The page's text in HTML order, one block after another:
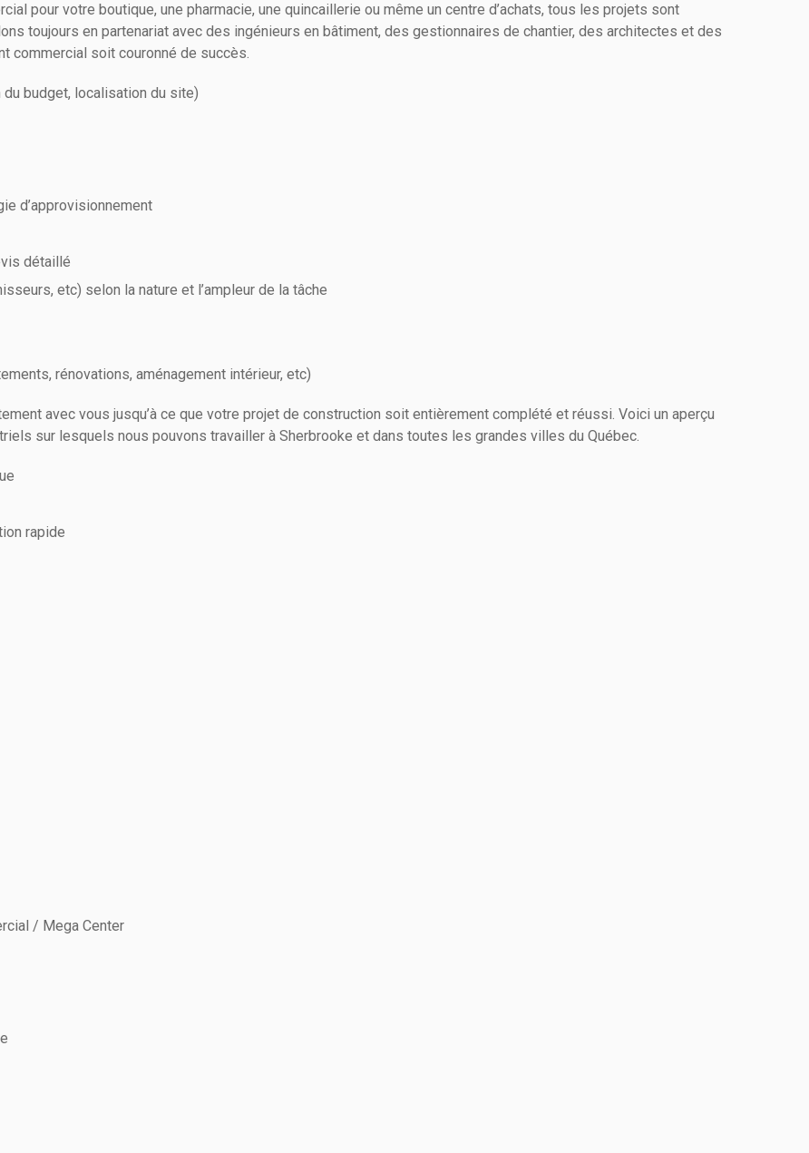
pour votre boutique, une pharmacie, une quincaillerie ou même un centre d’achats, tous les projets sont
toujours en partenariat avec des ingénieurs en bâtiment, des gestionnaires de chantier, des architectes et des
commercial soit couronné de succès.
budget, localisation du site)
d’approvisionnement
détaillé
etc) selon la nature et l’ampleur de la tâche
rénovations, aménagement intérieur, etc)
avec vous jusqu’à ce que votre projet de construction soit entièrement complété et réussi. Voici un aperçu
sur lesquels nous pouvons travailler à Sherbrooke et dans toutes les grandes villes du Québec.
rapide
/ Mega Center